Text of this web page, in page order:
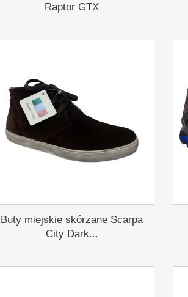
Raptor GTX
Buty miejskie skórzane Scarpa
City Dark...